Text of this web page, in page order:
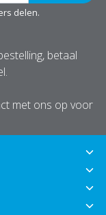
delen.
betaal
met ons op voor